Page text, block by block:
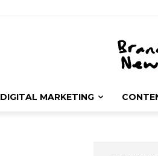
DIGITAL MARKETING